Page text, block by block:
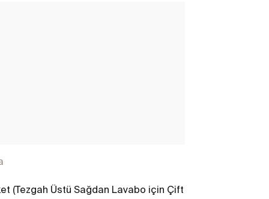
(Tezgah Üstü Sağdan Lavabo için Çift